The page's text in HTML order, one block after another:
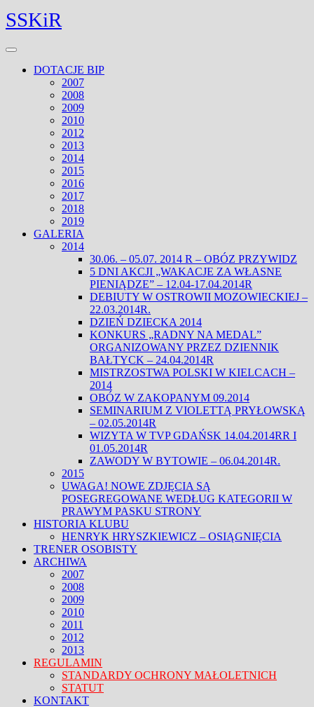
Skip
to
Facebook
Twitter
SSKiR
Open
DOTACJE BIP
2007
2008
2009
2010
2012
2013
2014
2015
2016
2017
2018
2019
GALERIA
2014
30.06. – 05.07. 2014 R – OBÓZ PRZYWIDZ
5 DNI AKCJI „WAKACJE ZA WŁASNE
PIENIĄDZE” – 12.04-17.04.2014R
DEBIUTY W OSTROWII MOZOWIECKIEJ –
22.03.2014R.
DZIEŃ DZIECKA 2014
KONKURS „RADNY NA MEDAL”
ORGANIZOWANY PRZEZ DZIENNIK
BAŁTYCK – 24.04.2014R
MISTRZOSTWA POLSKI W KIELCACH –
2014
OBÓZ W ZAKOPANYM 09.2014
SEMINARIUM Z VIOLETTĄ PRYŁOWSKĄ
– 02.05.2014R
WIZYTA W TVP GDAŃSK 14.04.2014RR I
01.05.2014R
ZAWODY W BYTOWIE – 06.04.2014R.
2015
UWAGA! NOWE ZDJĘCIA SĄ
POSEGREGOWANE WEDŁUG KATEGORII W
PRAWYM PASKU STRONY
HISTORIA KLUBU
HENRYK HRYSZKIEWICZ – OSIĄGNIĘCIA
TRENER OSOBISTY
ARCHIWA
2007
2008
2009
2010
2011
2012
2013
REGULAMIN
STANDARDY OCHRONY MAŁOLETNICH
STATUT
KONTAKT